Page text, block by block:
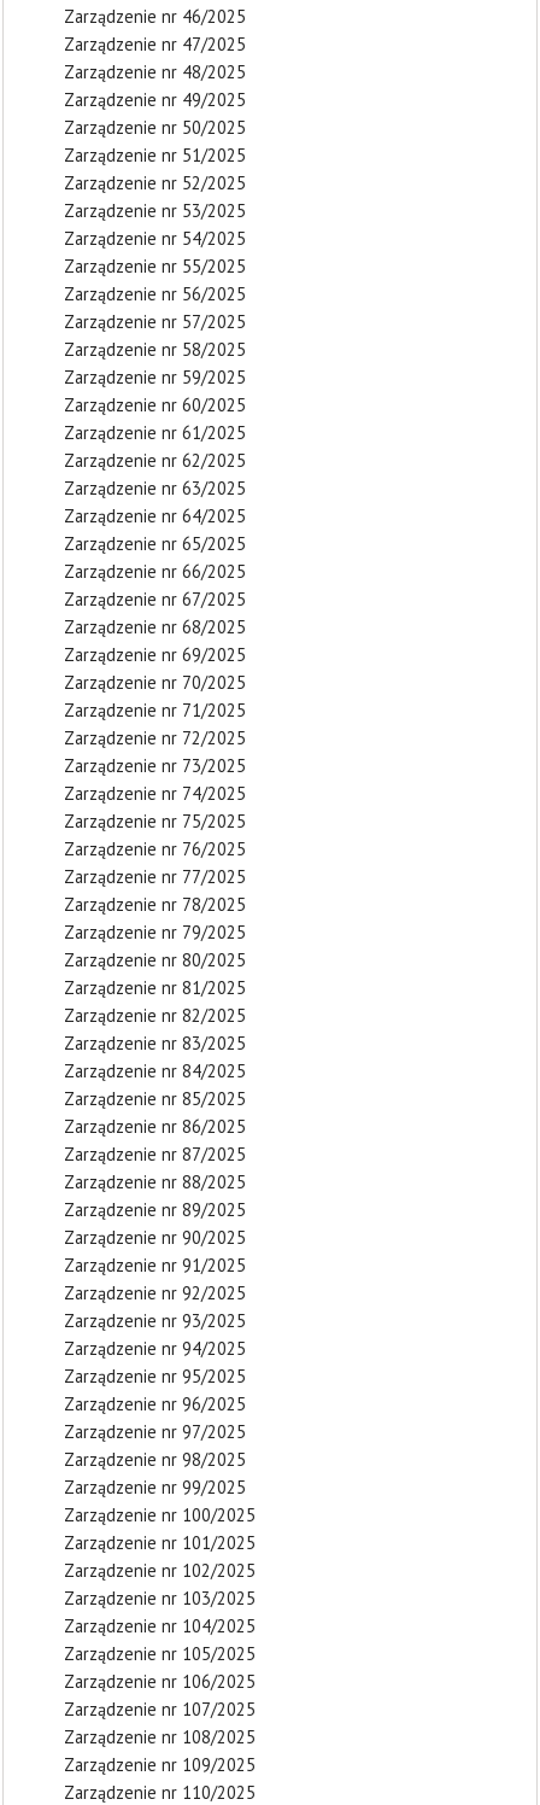
Zarządzenie nr 46/2025
Zarządzenie nr 47/2025
Zarządzenie nr 48/2025
Zarządzenie nr 49/2025
Zarządzenie nr 50/2025
Zarządzenie nr 51/2025
Zarządzenie nr 52/2025
Zarządzenie nr 53/2025
Zarządzenie nr 54/2025
Zarządzenie nr 55/2025
Zarządzenie nr 56/2025
Zarządzenie nr 57/2025
Zarządzenie nr 58/2025
Zarządzenie nr 59/2025
Zarządzenie nr 60/2025
Zarządzenie nr 61/2025
Zarządzenie nr 62/2025
Zarządzenie nr 63/2025
Zarządzenie nr 64/2025
Zarządzenie nr 65/2025
Zarządzenie nr 66/2025
Zarządzenie nr 67/2025
Zarządzenie nr 68/2025
Zarządzenie nr 69/2025
Zarządzenie nr 70/2025
Zarządzenie nr 71/2025
Zarządzenie nr 72/2025
Zarządzenie nr 73/2025
Zarządzenie nr 74/2025
Zarządzenie nr 75/2025
Zarządzenie nr 76/2025
Zarządzenie nr 77/2025
Zarządzenie nr 78/2025
Zarządzenie nr 79/2025
Zarządzenie nr 80/2025
Zarządzenie nr 81/2025
Zarządzenie nr 82/2025
Zarządzenie nr 83/2025
Zarządzenie nr 84/2025
Zarządzenie nr 85/2025
Zarządzenie nr 86/2025
Zarządzenie nr 87/2025
Zarządzenie nr 88/2025
Zarządzenie nr 89/2025
Zarządzenie nr 90/2025
Zarządzenie nr 91/2025
Zarządzenie nr 92/2025
Zarządzenie nr 93/2025
Zarządzenie nr 94/2025
Zarządzenie nr 95/2025
Zarządzenie nr 96/2025
Zarządzenie nr 97/2025
Zarządzenie nr 98/2025
Zarządzenie nr 99/2025
Zarządzenie nr 100/2025
Zarządzenie nr 101/2025
Zarządzenie nr 102/2025
Zarządzenie nr 103/2025
Zarządzenie nr 104/2025
Zarządzenie nr 105/2025
Zarządzenie nr 106/2025
Zarządzenie nr 107/2025
Zarządzenie nr 108/2025
Zarządzenie nr 109/2025
Zarządzenie nr 110/2025